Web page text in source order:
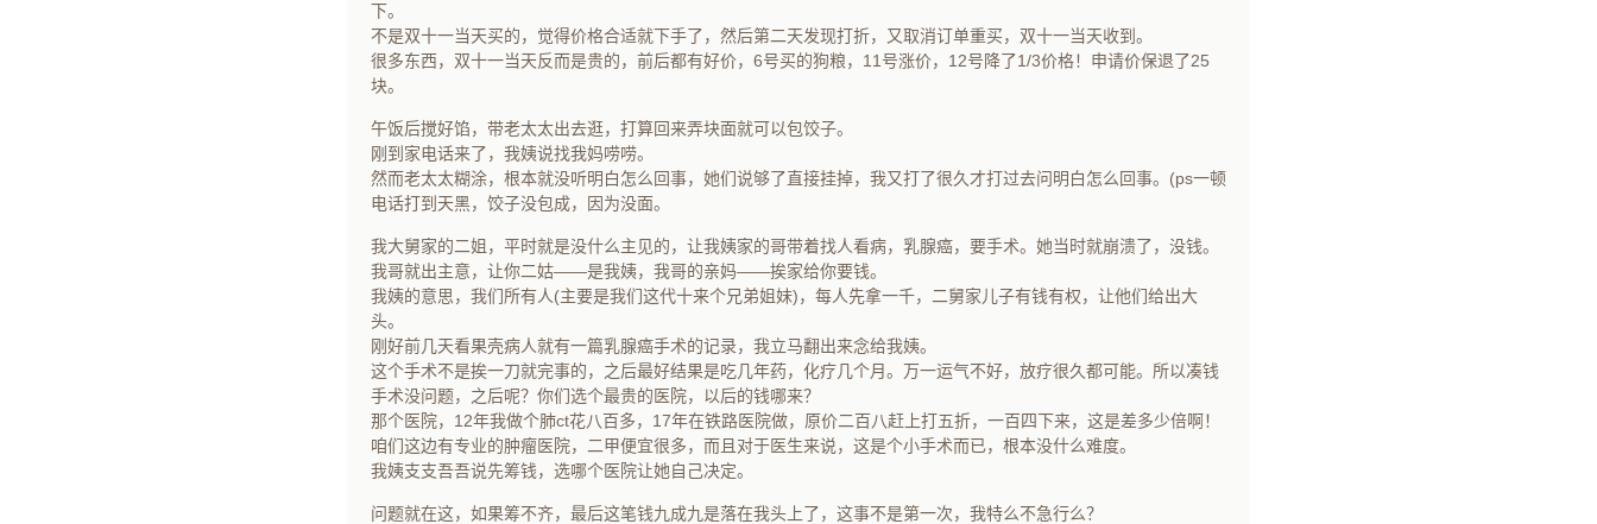
下。
不是双十一当天买的，觉得价格合适就下手了，然后第二天发现打折，又取消订单重买，双十一当天收到。
很多东西，双十一当天反而是贵的，前后都有好价，6号买的狗粮，11号涨价，12号降了1/3价格！申请价保退了25
块。
午饭后搅好馅，带老太太出去逛，打算回来弄块面就可以包饺子。
刚到家电话来了，我姨说找我妈唠唠。
然而老太太糊涂，根本就没听明白怎么回事，她们说够了直接挂掉，我又打了很久才打过去问明白怎么回事。(ps一顿
电话打到天黑，饺子没包成，因为没面。
我大舅家的二姐，平时就是没什么主见的，让我姨家的哥带着找人看病，乳腺癌，要手术。她当时就崩溃了，没钱。
我哥就出主意，让你二姑——是我姨，我哥的亲妈——挨家给你要钱。
我姨的意思，我们所有人(主要是我们这代十来个兄弟姐妹)，每人先拿一千，二舅家儿子有钱有权，让他们给出大
头。
刚好前几天看果壳病人就有一篇乳腺癌手术的记录，我立马翻出来念给我姨。
这个手术不是挨一刀就完事的，之后最好结果是吃几年药，化疗几个月。万一运气不好，放疗很久都可能。所以凑钱
手术没问题，之后呢？你们选个最贵的医院，以后的钱哪来？
那个医院，12年我做个肺ct花八百多，17年在铁路医院做，原价二百八赶上打五折，一百四下来，这是差多少倍啊！
咱们这边有专业的肿瘤医院，二甲便宜很多，而且对于医生来说，这是个小手术而已，根本没什么难度。
我姨支支吾吾说先筹钱，选哪个医院让她自己决定。
问题就在这，如果筹不齐，最后这笔钱九成九是落在我头上了，这事不是第一次，我特么不急行么？